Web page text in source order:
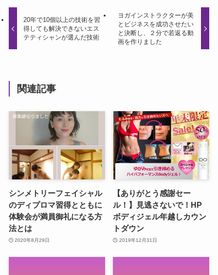
20年で10個以上の技術を習
得しても解決できないエス
テティシャンが選んだ技術
ヨガインストラクターが美
とビジネスを成功させたい
と決断し、２分で若返る動
画を作りました
関連記事
シンメトリーフェイシャル
のディプロマ習得とともに
体験会が満員御礼になる方
法とは
2020年8月29日
【ありがとう感謝セー
ル！】見逃さないで！HP
ボディジェル年越しカウン
トダウン
2019年12月31日